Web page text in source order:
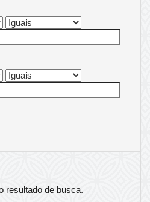
resultado de busca.